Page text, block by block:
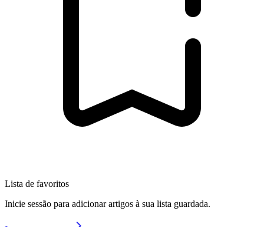
Lista de favoritos
Inicie sessão para adicionar artigos à sua lista guardada.